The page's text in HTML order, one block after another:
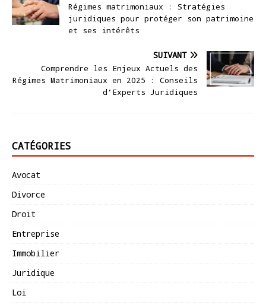
Régimes matrimoniaux : Stratégies
juridiques pour protéger son patrimoine
et ses intérêts
SUIVANT
Comprendre les Enjeux Actuels des
Régimes Matrimoniaux en 2025 : Conseils
d’Experts Juridiques
CATÉGORIES
Avocat
Divorce
Droit
Entreprise
Immobilier
Juridique
Loi